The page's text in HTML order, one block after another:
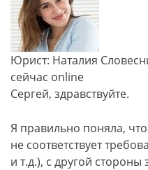
Юрист: Наталия
сейчас online
Сергей, здравствуйте.
Я правильно поняла,
не соответствует
и т.д.), с другой